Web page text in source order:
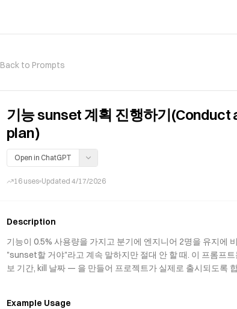
Back to Prompts
기능 sunset 계획 진행하기
plan)
Open in ChatGPT
16 uses Updated 4/17/2026
Description
기능이 0.5% 사용량을 가지고 분기에 엔지니어 2명을 유지에
"sunset할 거야"라고 계속 말하지만 절대 안 할 때. 이 프롬프
보 기간, kill 날짜 — 을 만들어 프로젝트가 실제로 출시되도록
Example Usage